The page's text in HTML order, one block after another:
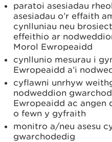
paratoi asesiadau
asesiadau o’r effaith
cynlluniau neu
effeithio ar
Morol Ewropeaidd
cynllunio mesurau i
Ewropeaidd a’i
cyflawni unrhyw
nodweddion
Ewropeaidd ac angen
o fewn y gyfraith
monitro a/neu asesu
gwarchodedig